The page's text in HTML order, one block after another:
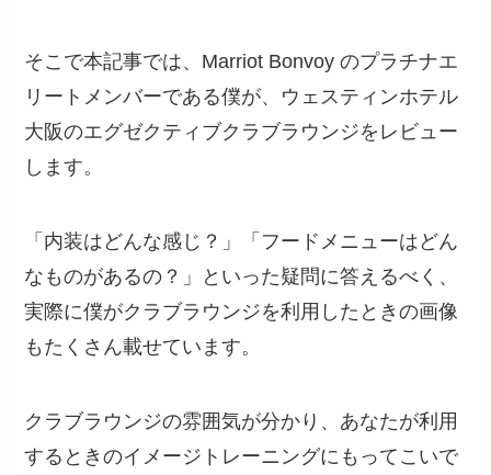
そこで本記事では、Marriot Bonvoy のプラチナエ
リートメンバーである僕が、ウェスティンホテル
大阪のエグゼクティブクラブラウンジをレビュー
します。
「内装はどんな感じ？」「フードメニューはどん
なものがあるの？」といった疑問に答えるべく、
実際に僕がクラブラウンジを利用したときの画像
もたくさん載せています。
クラブラウンジの雰囲気が分かり、あなたが利用
するときのイメージトレーニングにもってこいで